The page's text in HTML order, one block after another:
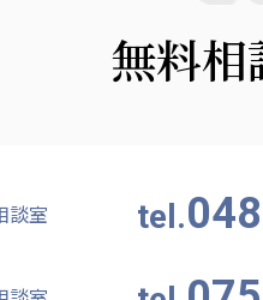
無料相
談室 tel.